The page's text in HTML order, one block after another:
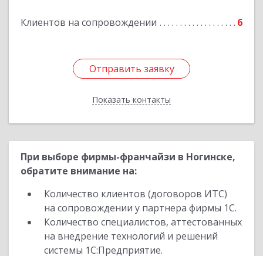
Клиентов на сопровождении 6
Отправить заявку
Показать контакты
Подробнее
Отправить заявку
Назад
При выборе фирмы-франчайзи в Ногинске,
обратите внимание на:
Количество клиентов (договоров ИТС)
на сопровождении у партнера фирмы 1С.
Количество специалистов, аттестованных
на внедрение технологий и решений
системы 1С:Предприятие.